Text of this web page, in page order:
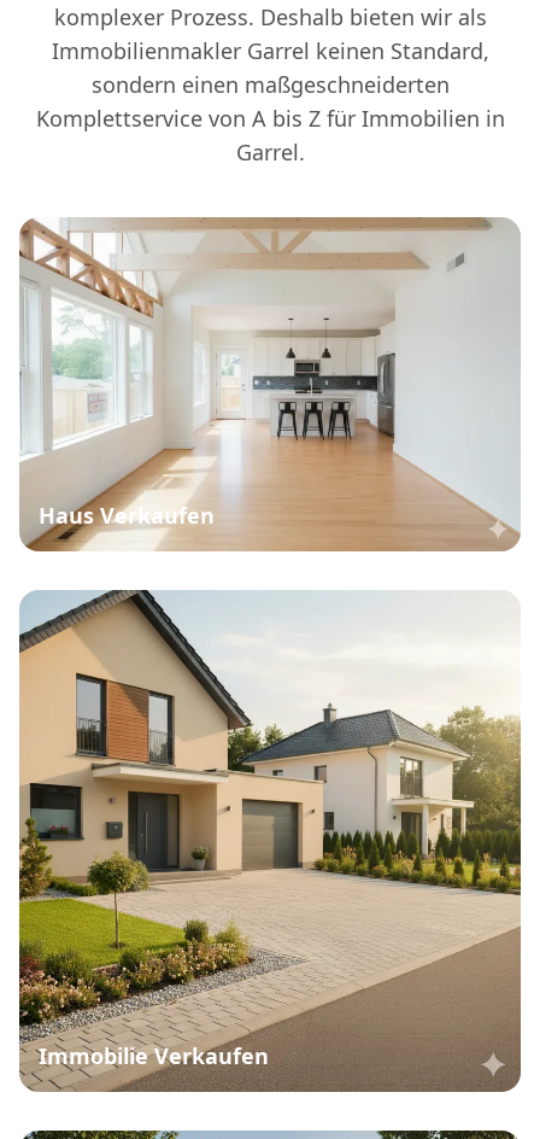
komplexer Prozess. Deshalb bieten wir als
Immobilienmakler Garrel keinen Standard,
sondern einen maßgeschneiderten
Komplettservice von A bis Z für Immobilien in
Garrel.
Haus Verkaufen
Immobilie Verkaufen